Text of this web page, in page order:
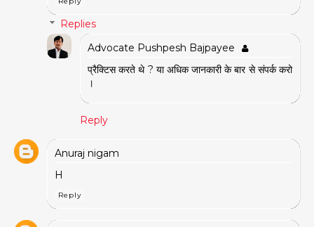
Replies
Advocate Pushpesh Bajpayee
प्रैक्टिस करते थे ? या अधिक जानकारी के बार से संपर्क करो
।
Reply
Anuraj nigam
H
Reply